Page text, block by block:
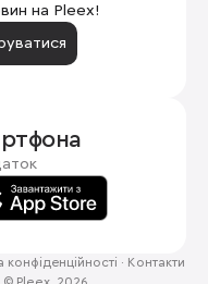
на Pleex!
конфіденційності · Контакти